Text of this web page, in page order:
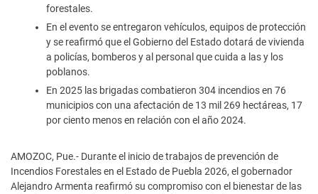
forestales.
En el evento se entregaron vehículos, equipos de protección
y se reafirmó que el Gobierno del Estado dotará de vivienda
a policías, bomberos y al personal que cuida a las y los
poblanos.
En 2025 las brigadas combatieron 304 incendios en 76
municipios con una afectación de 13 mil 269 hectáreas, 17
por ciento menos en relación con el año 2024.
AMOZOC, Pue.- Durante el inicio de trabajos de prevención de
Incendios Forestales en el Estado de Puebla 2026, el gobernador
Alejandro Armenta reafirmó su compromiso con el bienestar de las